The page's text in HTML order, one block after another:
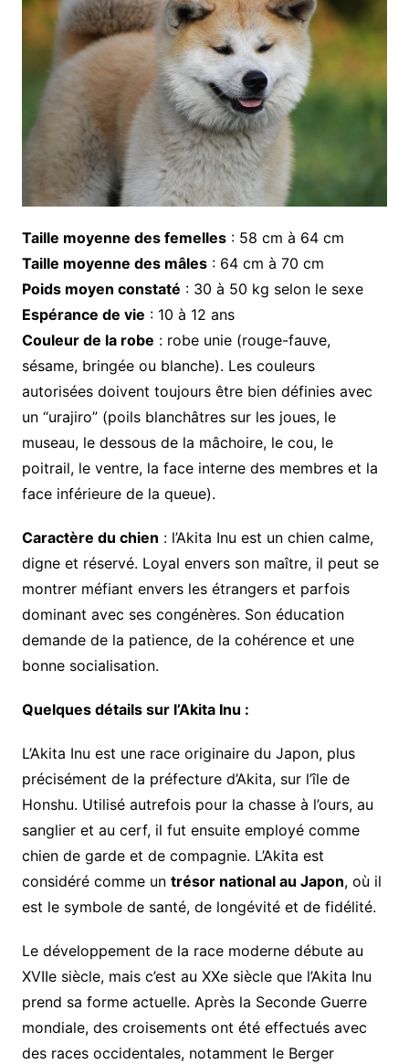
Taille moyenne des femelles: 58 cm à 64 cm
Taille moyenne des mâles: 64 cm à 70 cm
Poids moyen constaté : 30 à 50 kg selon le sexe
Espérance de vie : 10 à 12 ans
Couleur de la robe : robe unie (rouge-fauve,
sésame, bringée ou blanche). Les couleurs
autorisées doivent toujours être bien définies avec
un “urajiro” (poils blanchâtres sur les joues, le
museau, le dessous de la mâchoire, le cou, le
poitrail, le ventre, la face interne des membres et la
face inférieure de la queue).
Caractère du chien : l’Akita Inu est un chien calme,
digne et réservé. Loyal envers son maître, il peut se
montrer méfiant envers les étrangers et parfois
dominant avec ses congénères. Son éducation
demande de la patience, de la cohérence et une
bonne socialisation.
Quelques détails sur l’Akita Inu :
L’Akita Inu est une race originaire du Japon, plus
précisément de la préfecture d’Akita, sur l’île de
Honshu. Utilisé autrefois pour la chasse à l’ours, au
sanglier et au cerf, il fut ensuite employé comme
chien de garde et de compagnie. L’Akita est
considéré comme un trésor national au Japon, où il
est le symbole de santé, de longévité et de fidélité.
Le développement de la race moderne débute au
XVIIe siècle, mais c’est au XXe siècle que l’Akita Inu
prend sa forme actuelle. Après la Seconde Guerre
mondiale, des croisements ont été effectués avec
des races occidentales, notamment le Berger